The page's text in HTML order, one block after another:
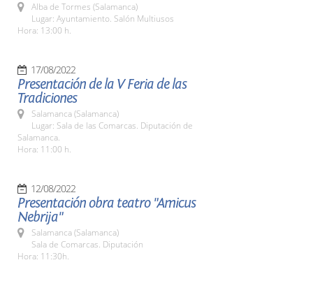
Alba de Tormes (Salamanca)
Lugar: Ayuntamiento. Salón Multiusos
Hora: 13:00 h.
17/08/2022
Presentación de la V Feria de las
Tradiciones
Salamanca (Salamanca)
Lugar: Sala de las Comarcas. Diputación de
Salamanca.
Hora: 11:00 h.
12/08/2022
Presentación obra teatro "Amicus
Nebrija"
Salamanca (Salamanca)
Sala de Comarcas. Diputación
Hora: 11:30h.